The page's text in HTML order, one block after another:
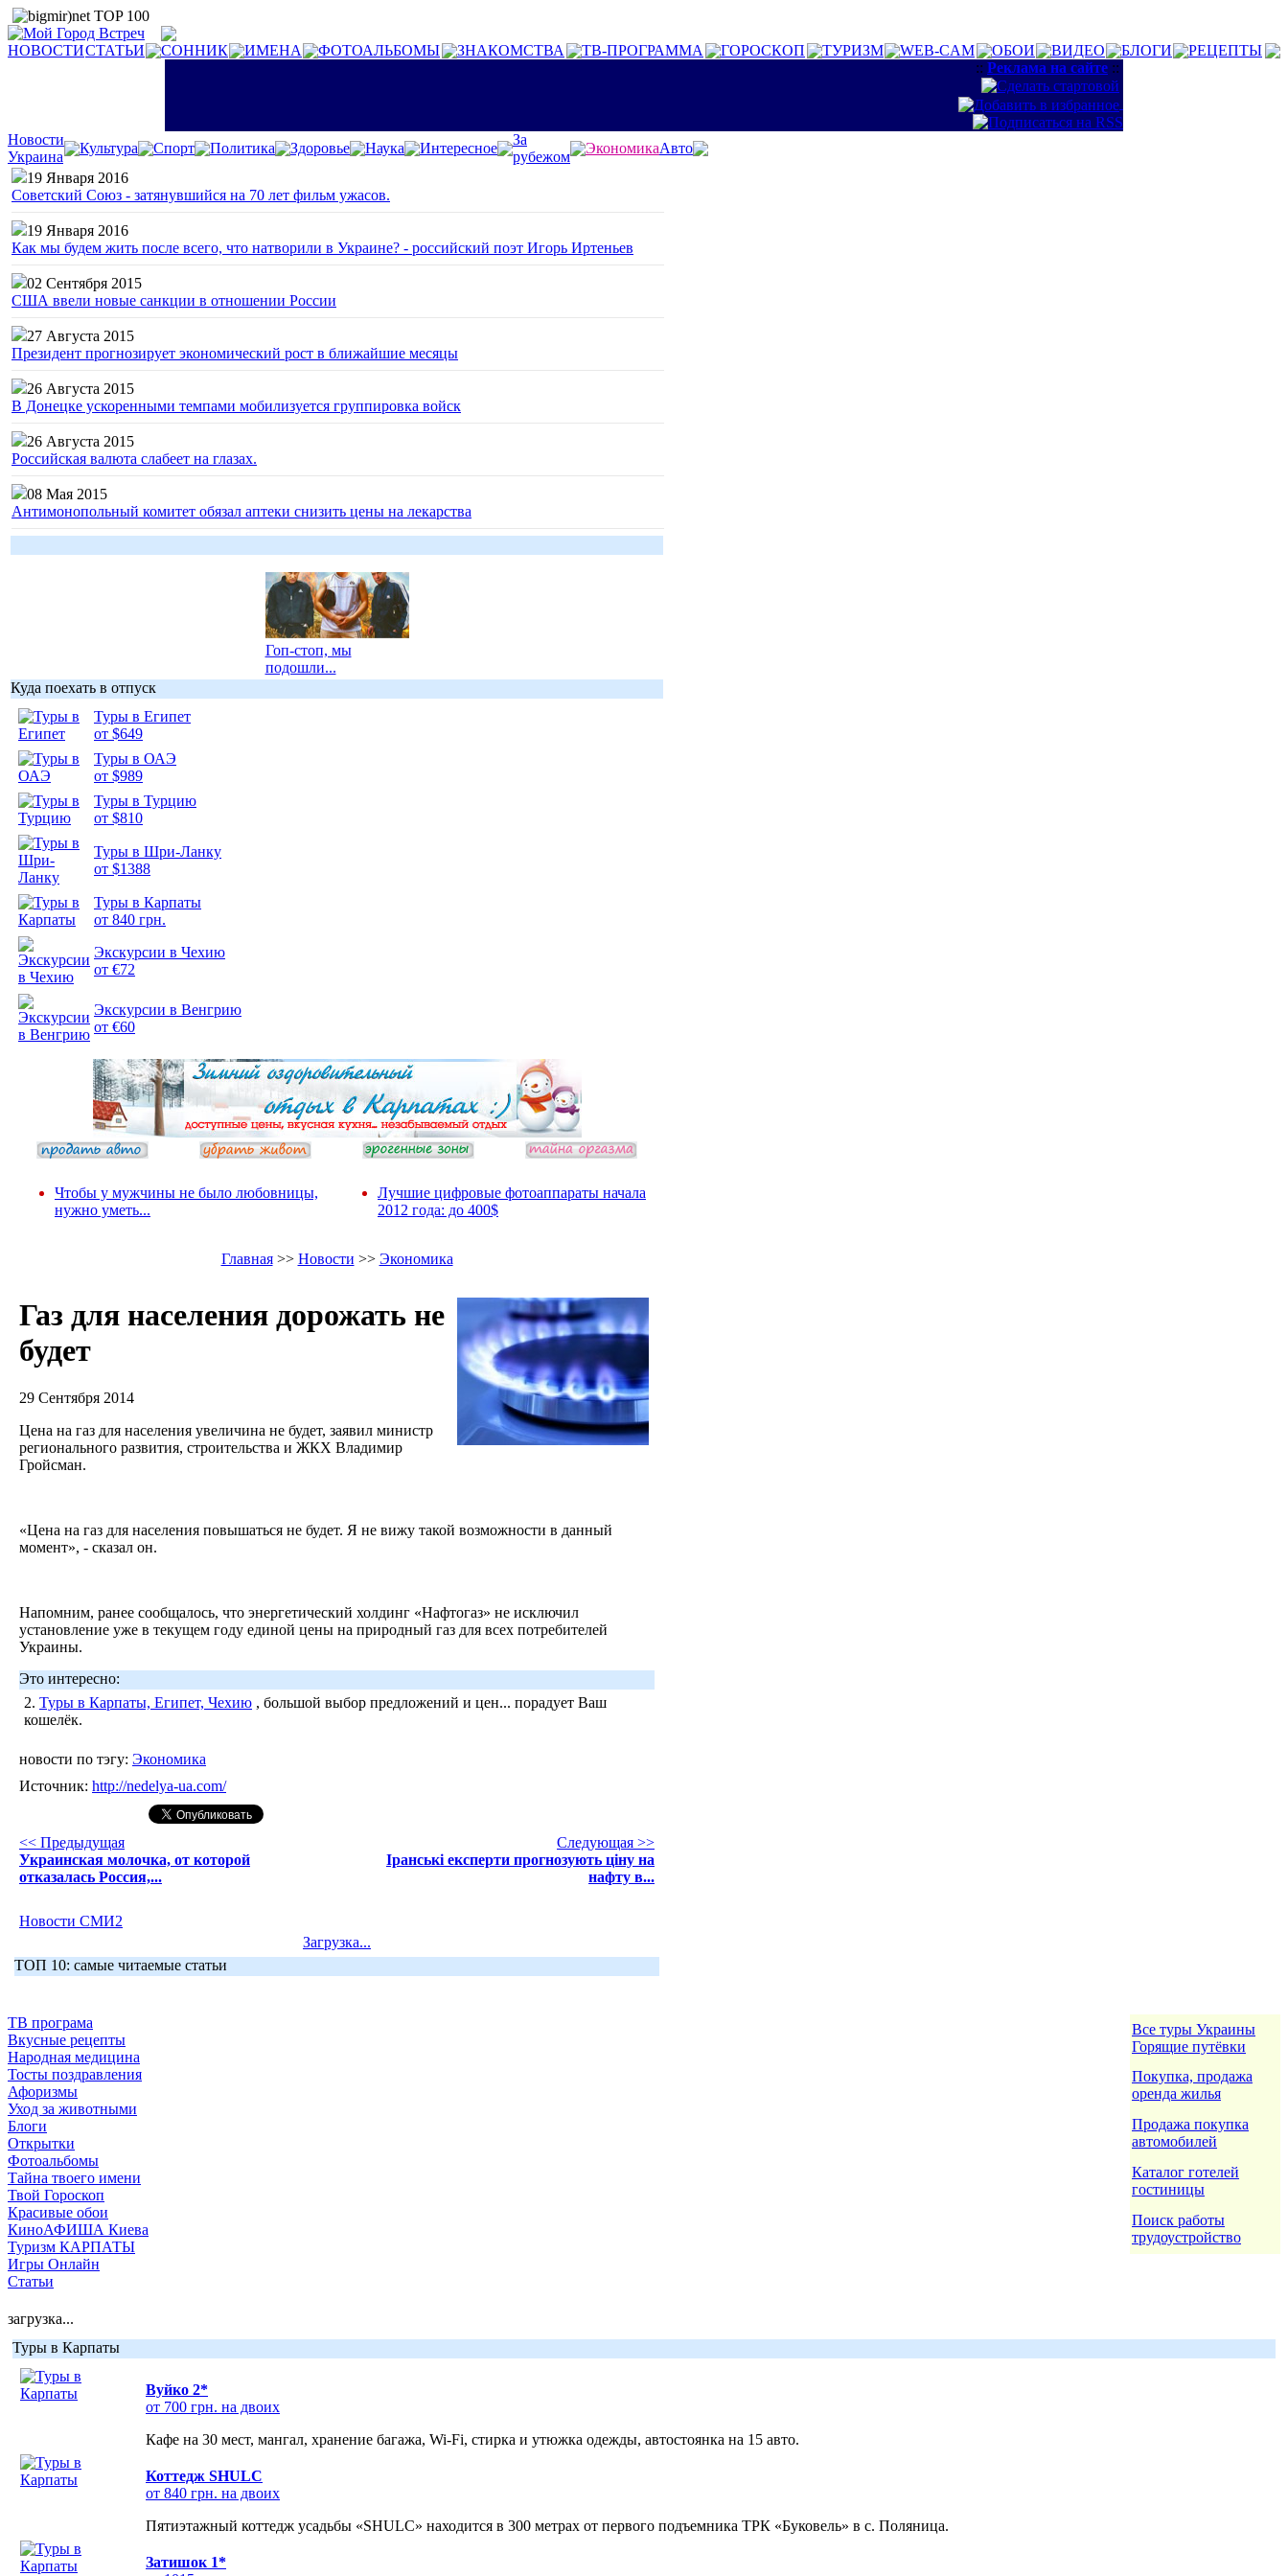
НОВОСТИСТАТЬИ СОННИК ИМЕНА ФОТОАЛЬБОМЫ ЗНАКОМСТВА ТВ-ПРОГРАММА ГОРОСКОП ТУРИЗМ WEB-CAM ОБОИ ВИДЕО БЛОГИ
РЕЦЕПТЫ
:: Реклама на сайте ::
Новости
Украина
Культура Спорт Политика Здоровье Наука Интересное
За
рубежом
ЭкономикаАвто
19 Января 2016
Советский Союз - затянувшийся на 70 лет фильм ужасов.
19 Января 2016
Как мы будем жить после всего, что натворили в Украине? - российский поэт Игорь Иртеньев
02 Сентября 2015
США ввели новые санкции в отношении России
27 Августа 2015
Президент прогнозирует экономический рост в ближайшие месяцы
26 Августа 2015
В Донецке ускоренными темпами мобилизуется группировка войск
26 Августа 2015
Российская валюта слабеет на глазах.
08 Мая 2015
Антимонопольный комитет обязал аптеки снизить цены на лекарства
Гоп-стоп, мы
подошли...
Куда поехать в отпуск
Туры в Египет
от $649
Туры в ОАЭ
от $989
Туры в Турцию
от $810
Туры в Шри-Ланку
от $1388
Туры в Карпаты
от 840 грн.
Экскурсии в Чехию
от €72
Экскурсии в Венгрию
от €60
Чтобы у мужчины не было любовницы,
нужно уметь...
Лучшие цифровые фотоаппараты начала
2012 года: до 400$
Главная>> Новости >> Экономика
Газ для населения дорожать не
будет
29 Сентября 2014
Цена на газ для населения увеличина не будет, заявил министр
регионального развития, строительства и ЖКХ Владимир
Гройсман.
«Цена на газ для населения повышаться не будет. Я не вижу такой возможности в данный
момент», - сказал он.
Напомним, ранее сообщалось, что энергетический холдинг «Нафтогаз» не исключил
установление уже в текущем году единой цены на природный газ для всех потребителей
Украины.
Это интересно:
2. Туры в Карпаты, Египет, Чехию , большой выбор предложений и цен... порадует Ваш
кошелёк.
новости по тэгу: Экономика
Источник: http://nedelya-ua.com/
<< Предыдущая
Украинская молочка, от которой
отказалась Россия,...
Следующая >>
Іранські експерти прогнозують ціну на
нафту в...
Новости СМИ2
Загрузка...
ТОП 10: самые читаемые статьи
ТВ програма
Вкусные рецепты
Народная медицина
Тосты поздравления
Афоризмы
Уход за животными
Блоги
Открытки
Фотоальбомы
Тайна твоего имени
Твой Гороскоп
Красивые обои
КиноАФИША Киева
Туризм КАРПАТЫ
Игры Онлайн
Статьи
Все туры Украины
Горящие путёвки
Покупка, продажа
оренда жилья
Продажа покупка
автомобилей
Каталог готелей
гостиницы
Поиск работы
трудоустройство
загрузка...
Туры в Карпаты
Вуйко 2*
от 700 грн. на двоих
Кафе на 30 мест, мангал, хранение багажа, Wi-Fi, стирка и утюжка одежды, автостоянка на 15 авто.
Коттедж SHULC
от 840 грн. на двоих
Пятиэтажный коттедж усадьбы «SHULC» находится в 300 метрах от первого подъемника ТРК «Буковель» в с. Поляница.
Затишок 1*